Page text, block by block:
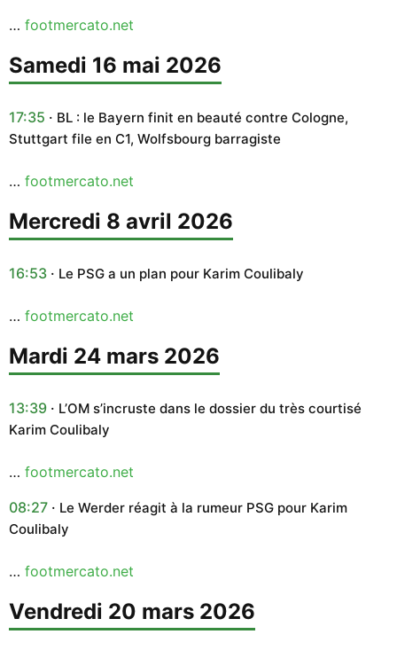
… footmercato.net
samedi 16 mai 2026
17:35
BL : le Bayern finit en beauté contre Cologne,
Stuttgart file en C1, Wolfsbourg barragiste
… footmercato.net
mercredi 8 avril 2026
16:53 Le PSG a un plan pour Karim Coulibaly
… footmercato.net
mardi 24 mars 2026
13:39
L’OM s’incruste dans le dossier du très courtisé
Karim Coulibaly
… footmercato.net
08:27
Le Werder réagit à la rumeur PSG pour Karim
Coulibaly
… footmercato.net
vendredi 20 mars 2026